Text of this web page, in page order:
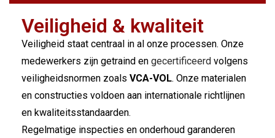
Veiligheid & kwaliteit
Veiligheid staat centraal in al onze processen. Onze
medewerkers zijn getraind en gecertificeerd volgens
veiligheidsnormen zoals VCA-VOL. Onze materialen
en constructies voldoen aan internationale richtlijnen
en kwaliteitsstandaarden.
Regelmatige inspecties en onderhoud garanderen